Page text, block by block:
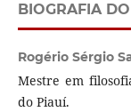
BIOGRAFIA
Rogério Sérgio
Mestre em
do Piauí.